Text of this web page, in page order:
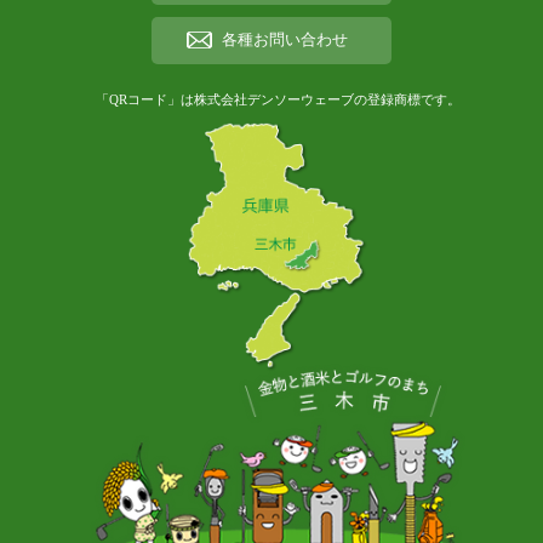
各種お問い合わせ
「QRコード」は株式会社デンソーウェーブの登録商標です。